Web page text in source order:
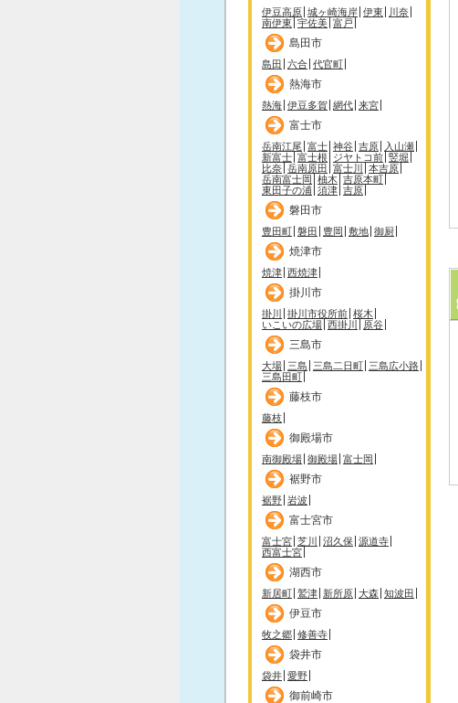
伊豆高原 城ヶ崎海岸 伊東
川奈
南伊東 宇佐美 富戸
島田市
島田 六合 代官町
熱海市
熱海 伊豆多賀 網代 来宮
富士市
岳南江尾 富士 神谷 吉原
入山瀬
新富士 富士根 ジヤトコ前 竪堀
比奈 岳南原田 富士川
本吉原
岳南富士岡 柚木 吉原本町
東田子の浦 須津 吉原
磐田市
豊田町 磐田 豊岡 敷地 御厨
焼津市
焼津 西焼津
掛川市
掛川 掛川市役所前 桜木
いこいの広場 西掛川 原谷
三島市
大場 三島 三島二日町 三島広小路
三島田町
藤枝市
藤枝
御殿場市
南御殿場 御殿場 富士岡
裾野市
裾野 岩波
富士宮市
富士宮 芝川 沼久保 源道寺
西富士宮
湖西市
新居町 鷲津 新所原 大森 知波田
伊豆市
牧之郷 修善寺
袋井市
袋井 愛野
御前崎市